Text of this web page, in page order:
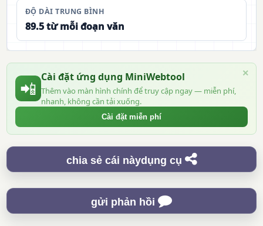
ĐỘ DÀI TRUNG BÌNH
89.5 từ mỗi đoạn văn
📲
Cài đặt ứng dụng MiniWebtool
Thêm vào màn hình chính để truy cập ngay — miễn phí,
nhanh, không cần tải xuống.
Cài đặt miễn phí
×
chia sẻ cái nàydụng cụ
gửi phản hồi